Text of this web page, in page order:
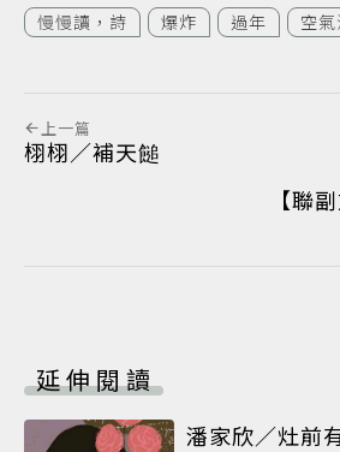
慢慢讀，詩 爆炸 過年 空
上一篇
栩栩／補天䭔
【聯
延伸閱讀
潘家欣／灶前